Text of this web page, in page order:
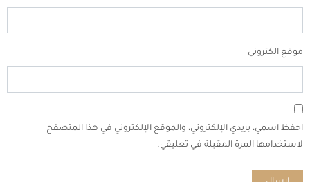
موقع الكتروني
احفظ اسمي، بريدي الإلكتروني، والموقع الإلكتروني في هذا المتصفح
لاستخدامها المرة المقبلة في تعليقي.